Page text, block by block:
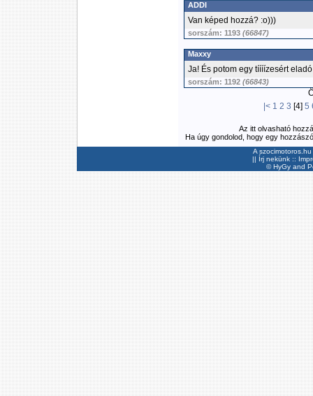
ADDI
Van képed hozzá? :o)))
sorszám: 1193 (66847)
Maxxy
Ja! És potom egy tíííízesért
sorszám: 1192 (66843)
|< 1 2 3 [4] 5
Az itt olvasható
Ha úgy gondolod, hogy egy
A
|| Írj nekünk ::
©HyGyand